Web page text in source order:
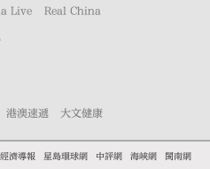
Live Real China
港澳速遞 大文健康
濟導報 星島環球網 中評網 海峽網
閩南網